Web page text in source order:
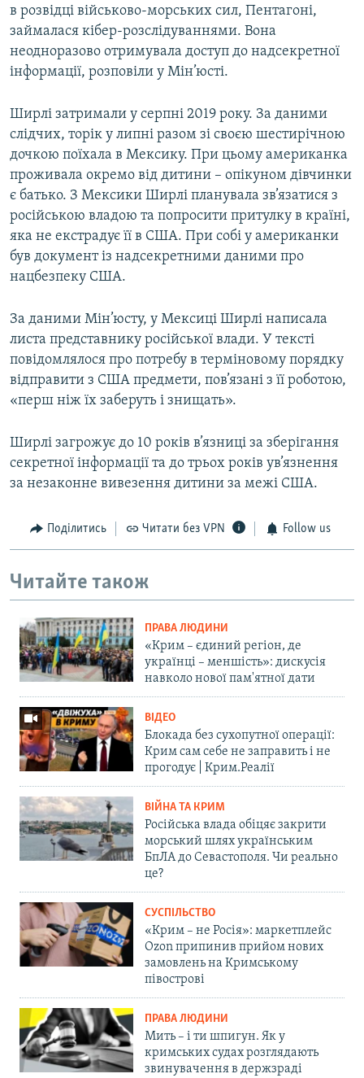
в розвідці військово-морських сил, Пентагоні,
займалася кібер-розслідуваннями. Вона
неодноразово отримувала доступ до надсекретної
інформації, розповіли у Мін’юсті.
Ширлі затримали у серпні 2019 року. За даними
слідчих, торік у липні разом зі своєю шестирічною
дочкою поїхала в Мексику. При цьому американка
проживала окремо від дитини – опікуном дівчинки
є батько. З Мексики Ширлі планувала зв’язатися з
російською владою та попросити притулку в країні,
яка не екстрадує її в США. При собі у американки
був документ із надсекретними даними про
нацбезпеку США.
За даними Мін’юсту, у Мексиці Ширлі написала
листа представнику російської влади. У тексті
повідомлялося про потребу в терміновому порядку
відправити з США предмети, пов’язані з її роботою,
«перш ніж їх заберуть і знищать».
Ширлі загрожує до 10 років в’язниці за зберігання
секретної інформації та до трьох років ув’язнення
за незаконне вивезення дитини за межі США.
Поділитись Читати без VPN Follow us
Читайте також
ПРАВА ЛЮДИНИ
«Крим – єдиний регіон, де
українці – меншість»: дискусія
навколо нової пам'ятної дати
ВІДЕО
Блокада без сухопутної операції:
Крим сам себе не заправить і не
прогодує | Крим.Реалії
ВІЙНА ТА КРИМ
Російська влада обіцяє закрити
морський шлях українським
БпЛА до Севастополя. Чи реально
це?
СУСПІЛЬСТВО
«Крим – не Росія»: маркетплейс
Ozon припинив прийом нових
замовлень на Кримському
півострові
ПРАВА ЛЮДИНИ
Мить – і ти шпигун. Як у
кримських судах розглядають
звинувачення в держзраді